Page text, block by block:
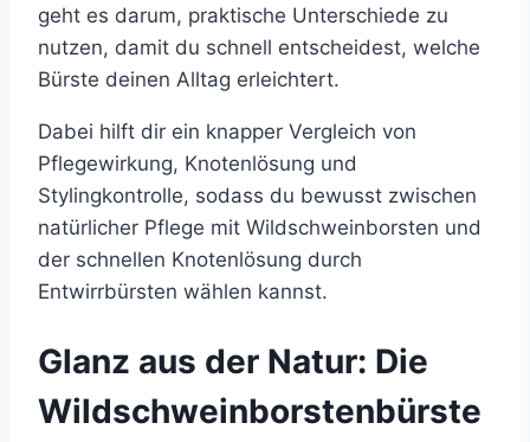
geht es darum, praktische Unterschiede zu
nutzen, damit du schnell entscheidest, welche
Bürste deinen Alltag erleichtert.
Dabei hilft dir ein knapper Vergleich von
Pflegewirkung, Knotenlösung und
Stylingkontrolle, sodass du bewusst zwischen
natürlicher Pflege mit Wildschweinborsten und
der schnellen Knotenlösung durch
Entwirrbürsten wählen kannst.
Glanz aus der Natur: Die
Wildschweinborstenbürste